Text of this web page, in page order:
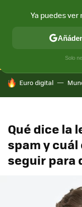
CONECTIVIDAD
HOY SE HABLA DE
Euro digital
Qué dice la
spam y
seguir para
Ya puedes ver
Solo